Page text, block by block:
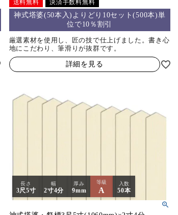
送料無料 決済手数料無料
神式塔婆(50本入)よりどり10セット(500本)単
位で10％割引
厳選素材を使用し、匠の技で仕上げました。書き心
地にこだわり、筆滑りが抜群です。
詳細を見る
長さ
3尺5寸
幅
2寸4分
厚み
9mm
等級
A
入数
50本